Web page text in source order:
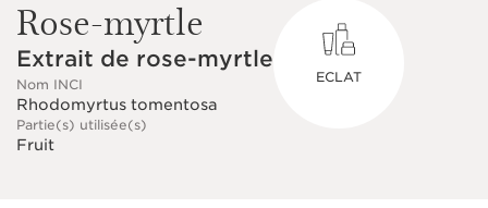
Rose-myrtle
Extrait de rose-myrtle
Nom INCI
Rhodomyrtus tomentosa
Partie(s) utilisée(s)
Fruit
ECLAT